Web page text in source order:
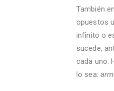
También
opuestos
infinito o
sucede,
cada uno.
lo sea: